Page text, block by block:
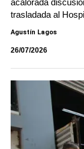
acalorada
trasladada al
Agustín Lagos
26/07/2026